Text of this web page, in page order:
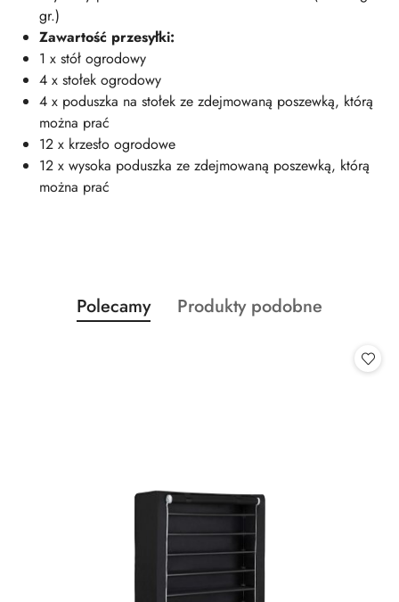
gr.)
Zawartość przesyłki:
1 x stół ogrodowy
4 x stołek ogrodowy
4 x poduszka na stołek ze zdejmowaną poszewką, którą
można prać
12 x krzesło ogrodowe
12 x wysoka poduszka ze zdejmowaną poszewką, którą
można prać
Pomiń karuzelę produktów
Produkty
o
Polecamy
Produkty
Produkty podobne